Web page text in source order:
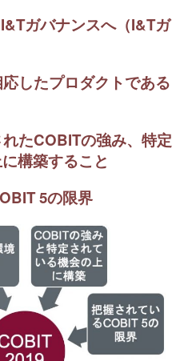
ガバナンスへ（I&Tガ
したプロダクトである
たCOBITの強み、特定
構築すること
5の限界